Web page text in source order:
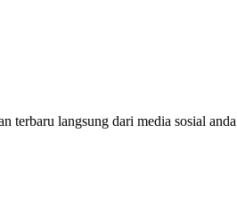
terbaru langsung dari media sosial anda